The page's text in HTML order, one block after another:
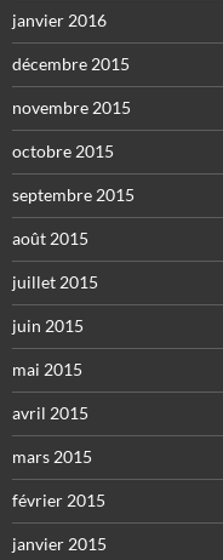
janvier 2016
décembre 2015
novembre 2015
octobre 2015
septembre 2015
août 2015
juillet 2015
juin 2015
mai 2015
avril 2015
mars 2015
février 2015
janvier 2015